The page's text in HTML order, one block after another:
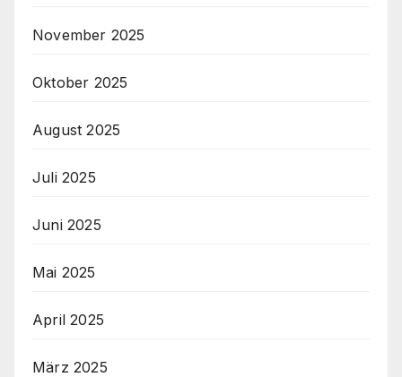
November 2025
Oktober 2025
August 2025
Juli 2025
Juni 2025
Mai 2025
April 2025
März 2025